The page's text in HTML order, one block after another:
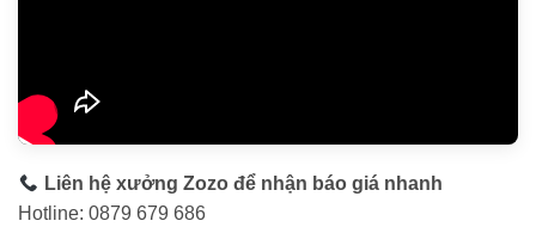
Liên hệ xưởng Zozo để nhận báo giá nhanh
Hotline: 0879 679 686